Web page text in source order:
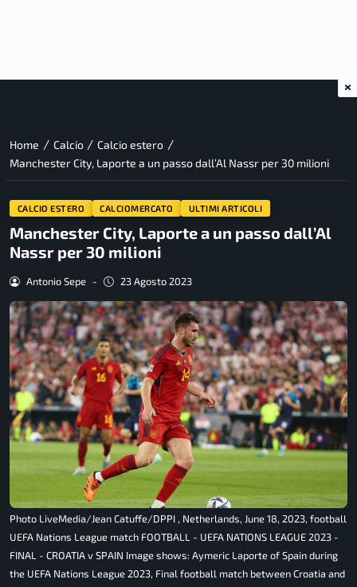
Home / Calcio / Calcio estero /
Manchester City, Laporte a un passo dall’Al Nassr per 30 milioni
CALCIO ESTERO CALCIOMERCATO ULTIMI ARTICOLI
Manchester City, Laporte a un passo dall’Al
Nassr per 30 milioni
Antonio Sepe - 23 Agosto 2023
Photo LiveMedia/Jean Catuffe/DPPI , Netherlands, June 18, 2023, football
UEFA Nations League match FOOTBALL - UEFA NATIONS LEAGUE 2023 -
FINAL - CROATIA v SPAIN Image shows: Aymeric Laporte of Spain during
the UEFA Nations League 2023, Final football match between Croatia and
×